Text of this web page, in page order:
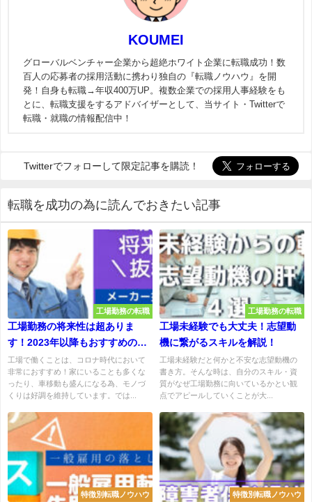
KOUMEI
グローバルベンチャー企業から超絶ホワイト企業に転職成功！数
百人の応募者の採用活動に携わり独自の『転職ノウハウ』を開
発！自身も転職→年収400万UP。複数企業での採用人事経験をも
とに、転職支援をするアドバイザーとして、当サイト・Twitterで
転職・就職の情報配信中！
Twitterでフォローして限定記事を購読！
転職を成功の為に読んでおきたい記事
工場勤務の転職
工場勤務の将来性は超ありま
す！2023年以降もおすすめの理
由解説
工場で働くことは、コロナ時代において
非常におすすめ！家にいることも多くな
ったり、車移動も盛んになる為、モノづ
くりは好調を維持しています。では...
工場勤務の転職
工場未経験でも大丈夫！志望動
機に繋がるスキルを解説！
工場未経験だと何かと不安な志望動機の
書き方。そんな時は、自分のスキル・資
質がなぜ工場勤務に向いているかとい観
点でアピールしていくことが大...
特徴別転職ノウハウ 特徴別転職ノウハウ